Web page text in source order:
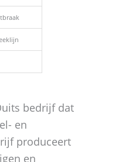
bedrijf dat
en
produceert
en